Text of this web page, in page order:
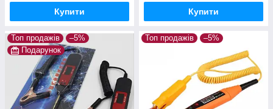
Купити Купити
Топ продажів
–5%
Подарунок
Топ продажів –5%